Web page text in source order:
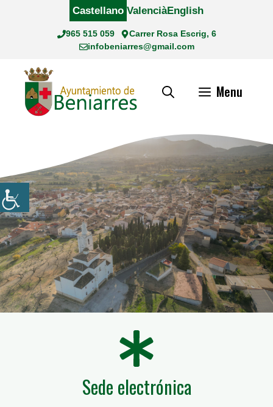
965 515 059
Carrer Rosa Escrig, 6
infobeniarres@gmail.com
Castellano ValenciàEnglish
Menu
Sede electrónica